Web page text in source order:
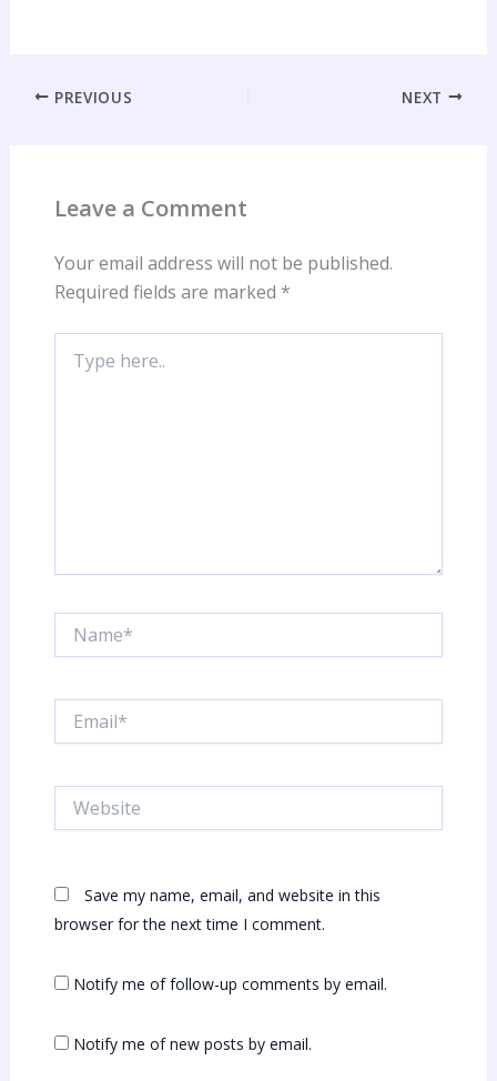
PREVIOUS NEXT
Leave a Comment
Your email address will not be published.
Required fields are marked *
here..
Save my name, email, and website in this
browser for the next time I comment.
Notify me of follow-up comments by email.
Notify me of new posts by email.